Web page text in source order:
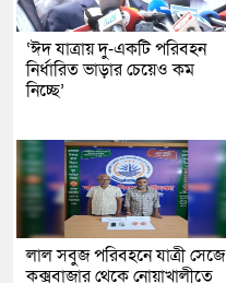
‘ঈদ যাত্রায় দু-একটি পরিবহন
নির্ধারিত ভাড়ার চেয়েও কম
নিচ্ছে’
লাল সবুজ পরিবহনে যাত্রী সেজে
কক্সবাজার থেকে নোয়াখালীতে